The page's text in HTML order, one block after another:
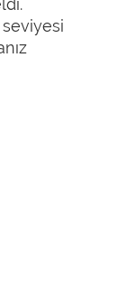
seviyesi